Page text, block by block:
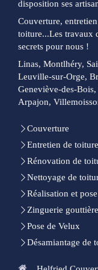
disposition ses
Couverture,
toiture...Les travaux
secrets pour nous !
Linas, Montlhéry,
Leuville-sur-Orge,
Geneviève-des-
Arpajon,
Couverture
Entretien de toiture
Rénovation de
Nettoyage de
Réalisation et
Zinguerie
Pose de Velux
Désamiantage de